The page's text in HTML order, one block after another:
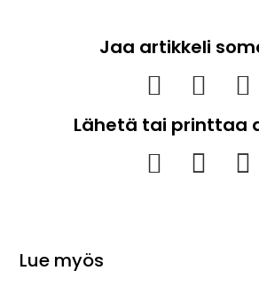
Jaa artikkeli
Lähetä tai printtaa
Hammi 26.4.-
Lue myös